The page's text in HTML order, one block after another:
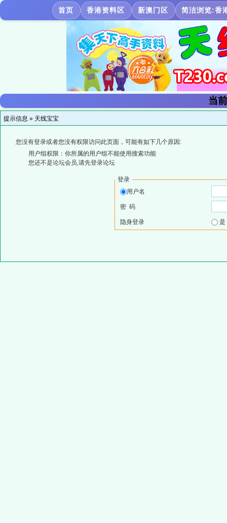
首页 香港资料区 新澳门区 简洁浏览:香
当
提示信息 » 天线宝宝
您没有登录或者您没有权限访问此页面，可能有如下几个原因:
用户组权限：你所属的用户组不能使用搜索功能
您还不是论坛会员,请先登录论坛
登录
用户名
密 码
隐身登录